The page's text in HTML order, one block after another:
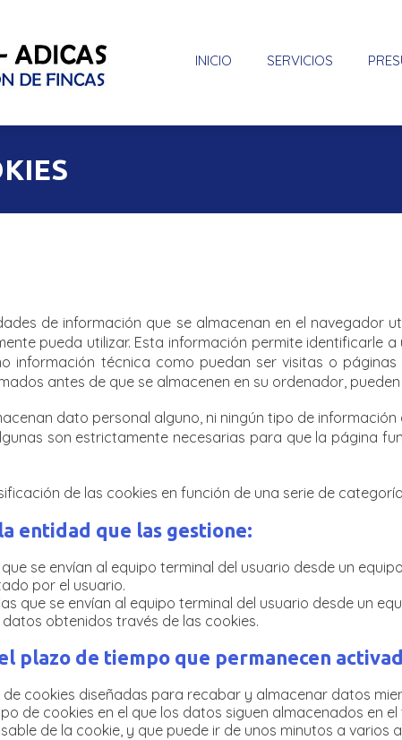
INICIO SERVICIOS
de información que se almacenan en el navegador
pueda utilizar. Esta información permite identificarle
información técnica como puedan ser visitas o
antes de que se almacenen en su ordenador,
dato personal alguno, ni ningún tipo de
son estrictamente necesarias para que la página
de las cookies en función de una serie de
entidad que las gestione:
se envían al equipo terminal del usuario desde un
por el usuario.
que se envían al equipo terminal del usuario desde un
obtenidos través de las cookies.
plazo de tiempo que permanecen
de cookies diseñadas para recabar y almacenar datos
de cookies en el que los datos siguen almacenados en
de la cookie, y que puede ir de unos minutos a varios